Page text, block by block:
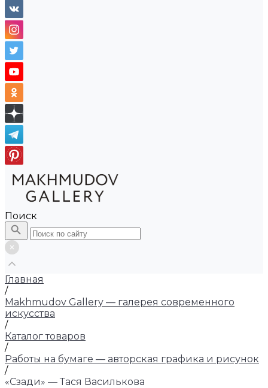
Поиск
Главная
/
Makhmudov Gallery — галерея современного
искусства
/
Каталог товаров
/
Работы на бумаге — авторская графика и рисунок
/
«Сзади» — Тася Василькова